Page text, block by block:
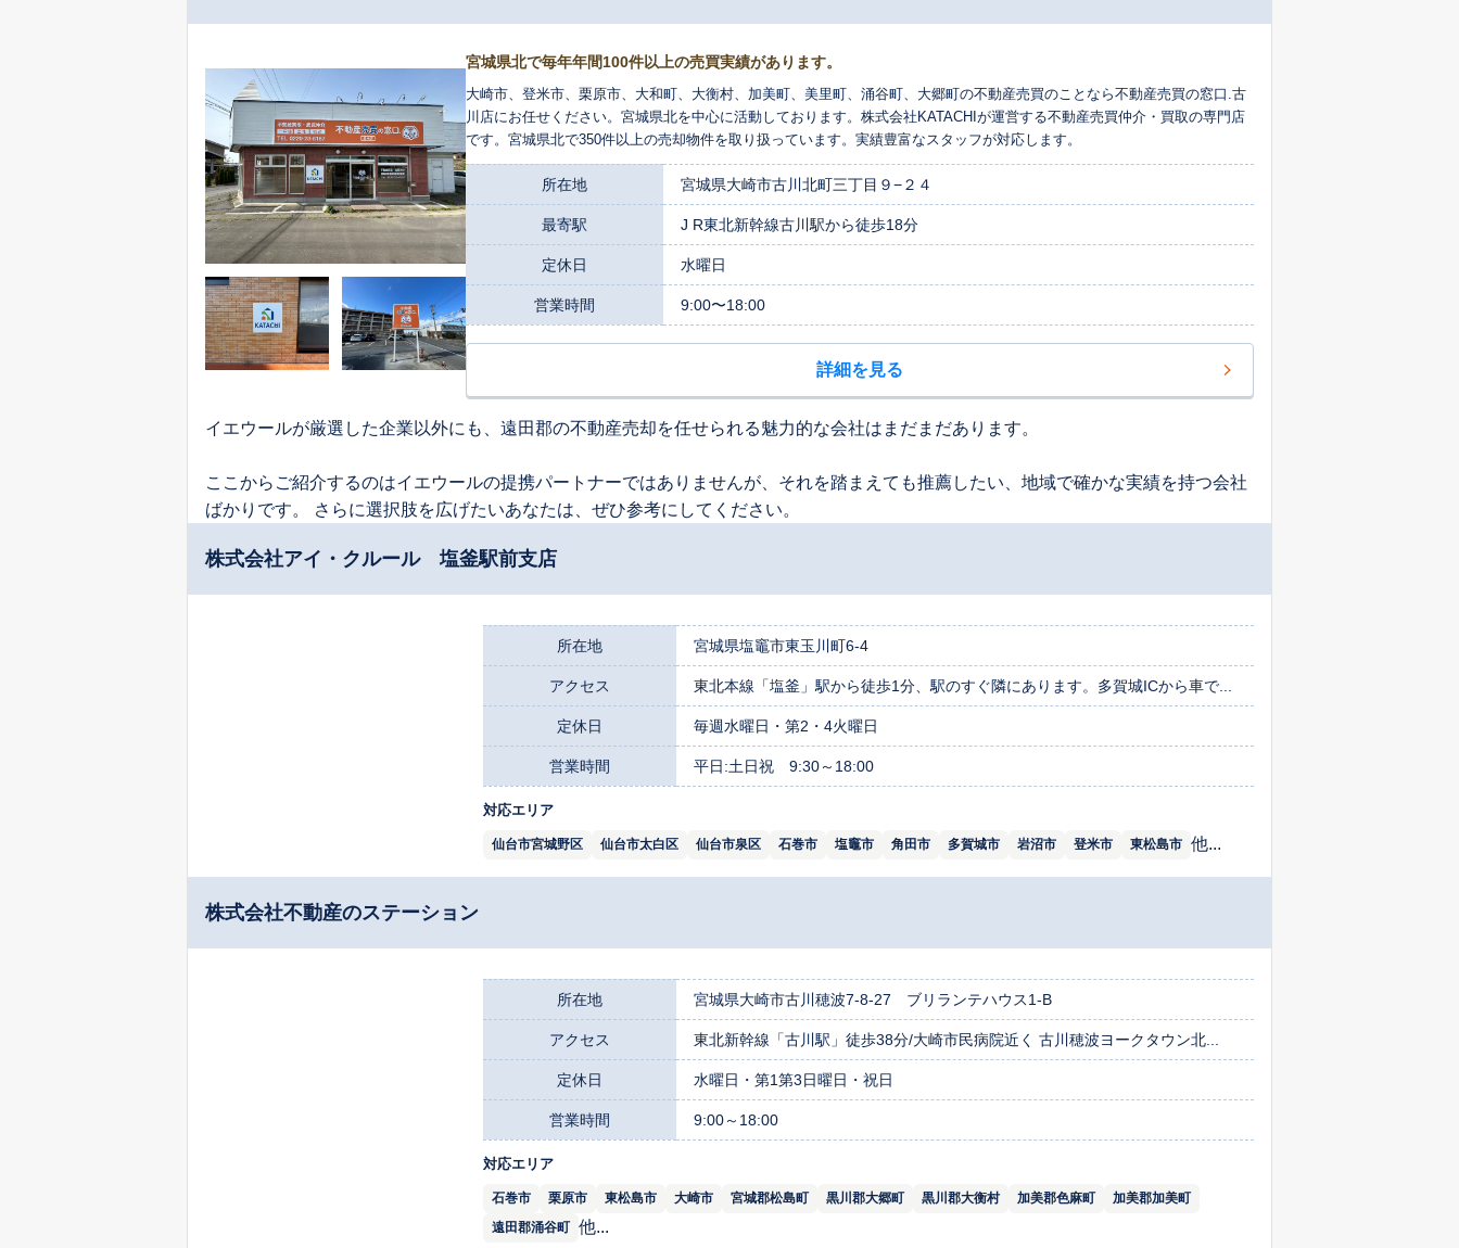
宮城県北で毎年年間100件以上の売買実績があります。
大崎市、登米市、栗原市、大和町、大衡村、加美町、美里町、涌谷町、大郷町の不動産売買のことなら不動産売買の窓口.古
川店にお任せください。宮城県北を中心に活動しております。株式会社KATACHIが運営する不動産売買仲介・買取の専門店
です。宮城県北で350件以上の売却物件を取り扱っています。実績豊富なスタッフが対応します。
所在地 宮城県大崎市古川北町三丁目９−２４
最寄駅 J R東北新幹線古川駅から徒歩18分
定休日 水曜日
営業時間 9:00〜18:00
詳細を見る
イエウールが厳選した企業以外にも、遠田郡の不動産売却を任せられる魅力的な会社はまだまだあります。
ここからご紹介するのはイエウールの提携パートナーではありませんが、それを踏まえても推薦したい、地域で確かな実績を持つ会社
ばかりです。 さらに選択肢を広げたいあなたは、ぜひ参考にしてください。
株式会社アイ・クルール 塩釜駅前支店
所在地 宮城県塩竈市東玉川町6-4
アクセス 東北本線「塩釜」駅から徒歩1分、駅のすぐ隣にあります。多賀城ICから車で...
定休日 毎週水曜日・第2・4火曜日
営業時間 平日:土日祝 9:30～18:00
対応エリア
仙台市宮城野区 仙台市太白区 仙台市泉区 石巻市 塩竈市 角田市 多賀城市 岩沼市 登米市 東松島市 他...
株式会社不動産のステーション
所在地 宮城県大崎市古川穂波7-8-27 ブリランテハウス1-B
アクセス 東北新幹線「古川駅」徒歩38分/大崎市民病院近く 古川穂波ヨークタウン北...
定休日 水曜日・第1第3日曜日・祝日
営業時間 9:00～18:00
対応エリア
石巻市 栗原市 東松島市 大崎市 宮城郡松島町 黒川郡大郷町 黒川郡大衡村 加美郡色麻町
加美郡加美町
遠田郡涌谷町 他...